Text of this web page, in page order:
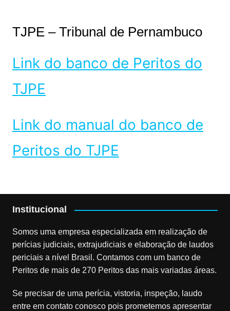
TJPE – Tribunal de Pernambuco
Link do banco de Peritos do
TJPE
Link do manual do banco de
Peritos do TJPE
Institucional
Somos uma empresa especializada em realização de
perícias judiciais, extrajudiciais e elaboração de laudos
periciais a nível Brasil. Contamos com um banco de
Peritos de mais de 270 Peritos das mais variadas áreas.
Se precisar de uma perícia, vistoria, inspeção, laudo
entre em contato conosco pois prometemos apresentar